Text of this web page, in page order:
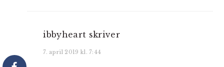
ibbyheart skriver
7. april 2019 kl. 7:44